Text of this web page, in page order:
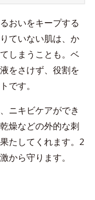
おいをキープする
ていない肌は、か
しまうことも。ベ
をさけず、役割を
です。
ニキビケアができ
燥などの外的な刺
たしてくれます。2
から守ります。